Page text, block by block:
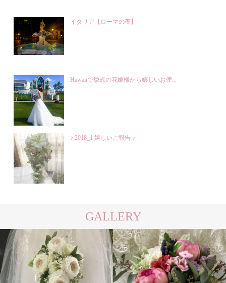
イタリア【ローマの夜】
Hawaiiで挙式の花嫁様から嬉しいお便...
♪ 2018_1 嬉しいご報告 ♪
GALLERY